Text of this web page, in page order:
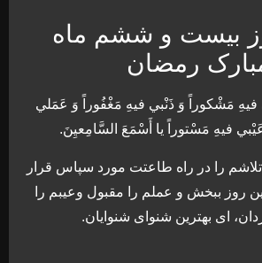
بیست و ششم ماه
رمضان
فيهِ مَشْكوراً وَ ذَنْبي فيهِ مَغْفُوراً وَ عَمَلي
فيهِ مَسْتوراً يا أَسْمَعَ السَّامِعيِنَ.
تلاشم را در راه طاعتت مورد سپاس قرار
روز ببخش و عملم را مقبول وعيبم را
ای بهترين شنوای شنوايان.